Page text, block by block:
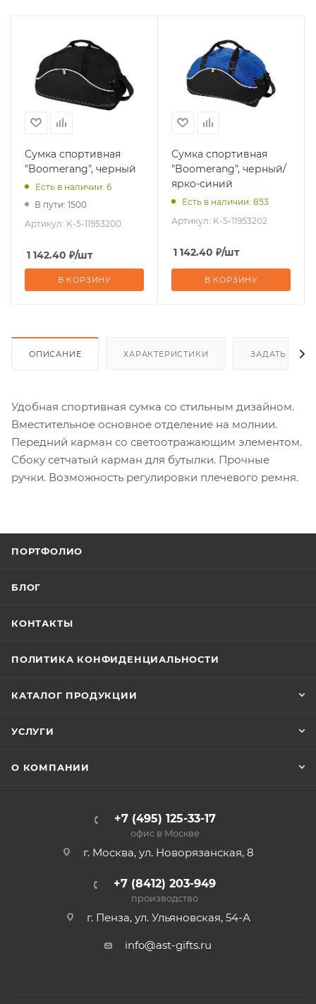
Сумка спортивная
"Boomerang", черный
Есть в наличии: 6
В пути: 1500
Артикул: K-5-11953200
1 142.40 ₽/шт
В КОРЗИНУ
Сумка спортивная
"Boomerang", черный/
ярко-синий
Есть в наличии: 853
Артикул: K-5-11953202
1 142.40 ₽/шт
В КОРЗИНУ
ОПИСАНИЕ ХАРАКТЕРИСТИКИ ЗАДАТЬ
Удобная спортивная сумка со стильным дизайном.
Вместительное основное отделение на молнии.
Передний карман со светоотражающим элементом.
Сбоку сетчатый карман для бутылки. Прочные
ручки. Возможность регулировки плечевого ремня.
ПОРТФОЛИО
БЛОГ
КОНТАКТЫ
ПОЛИТИКА КОНФИДЕНЦИАЛЬНОСТИ
КАТАЛОГ ПРОДУКЦИИ
УСЛУГИ
О КОМПАНИИ
+7 (495) 125-33-17
офис в Москве
г. Москва, ул. Новорязанская, 8
+7 (8412) 203-949
производство
г. Пенза, ул. Ульяновская, 54-А
info@ast-gifts.ru